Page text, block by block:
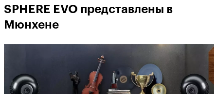
SPHERE EVO представлены в
Мюнхене